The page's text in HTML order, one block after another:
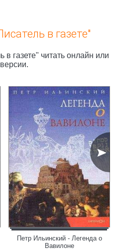
в газете"
в газете" читать онлайн или
Петр Ильинский - Легенда о
Вавилоне